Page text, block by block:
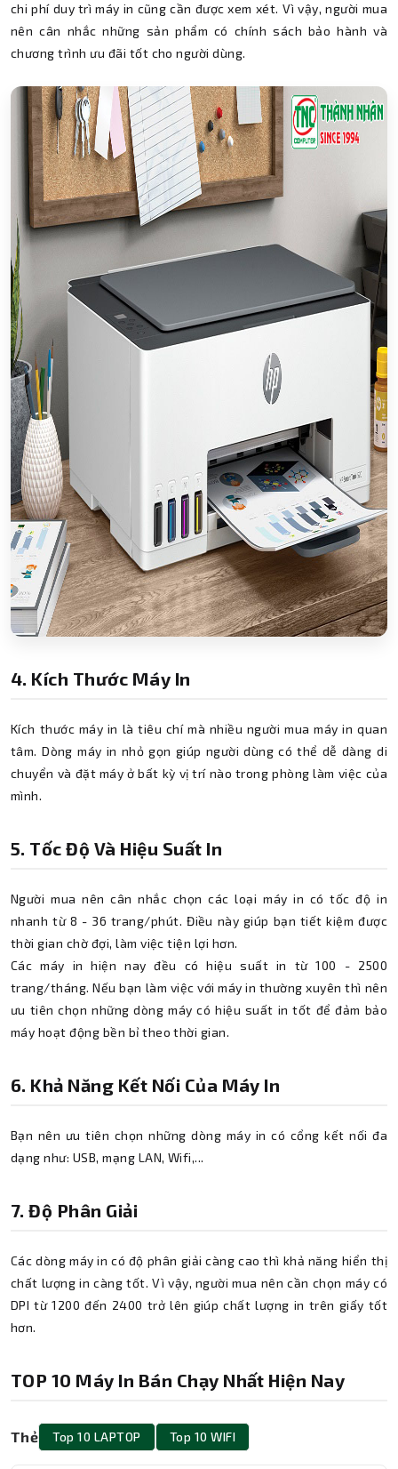
chi phí duy trì máy in cũng cần được xem xét. Vì vậy, người mua
nên cân nhắc những sản phẩm có chính sách bảo hành và
chương trình ưu đãi tốt cho người dùng.
4. Kích Thước Máy In
Kích thước máy in là tiêu chí mà nhiều người mua máy in quan
tâm. Dòng máy in nhỏ gọn giúp người dùng có thể dễ dàng di
chuyển và đặt máy ở bất kỳ vị trí nào trong phòng làm việc của
mình.
5. Tốc Độ Và Hiệu Suất In
Người mua nên cân nhắc chọn các loại máy in có tốc độ in
nhanh từ 8 - 36 trang/phút. Điều này giúp bạn tiết kiệm được
thời gian chờ đợi, làm việc tiện lợi hơn.
Các máy in hiện nay đều có hiệu suất in từ 100 - 2500
trang/tháng. Nếu bạn làm việc với máy in thường xuyên thì nên
ưu tiên chọn những dòng máy có hiệu suất in tốt để đảm bảo
máy hoạt động bền bỉ theo thời gian.
6. Khả Năng Kết Nối Của Máy In
Bạn nên ưu tiên chọn những dòng máy in có cổng kết nối đa
dạng như: USB, mạng LAN, Wifi,...
7. Độ Phân Giải
Các dòng máy in có độ phân giải càng cao thì khả năng hiển thị
chất lượng in càng tốt. Vì vậy, người mua nên cần chọn máy có
DPI từ 1200 đến 2400 trở lên giúp chất lượng in trên giấy tốt
hơn.
TOP 10 Máy In Bán Chạy Nhất Hiện Nay
Thẻ Top 10 LAPTOP Top 10 WIFI